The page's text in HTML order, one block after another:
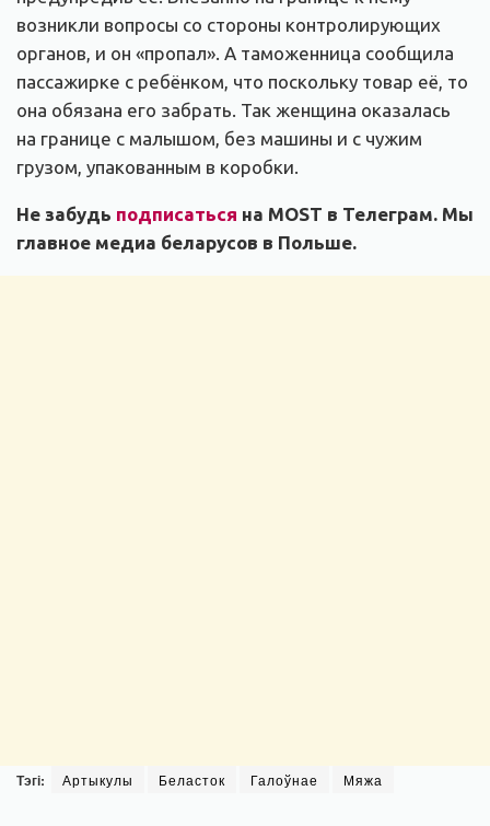
возникли вопросы со стороны контролирующих
органов, и он «пропал». А таможенница сообщила
пассажирке с ребёнком, что поскольку товар её, то
она обязана его забрать. Так женщина оказалась
на границе с малышом, без машины и с чужим
грузом, упакованным в коробки.
Не забудь подписаться на MOST в Телеграм. Мы
главное медиа беларусов в Польше.
Тэгі: Артыкулы Беласток Галоўнае Мяжа